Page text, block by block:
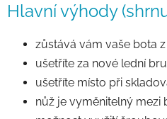
Hlavní výhody
zůstává vám vaše bota
ušetříte za nové lední
ušetříte místo při
nůž je vyměnitelný mezi